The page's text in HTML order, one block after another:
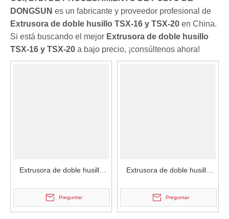
DONGSUN es un fabricante y proveedor profesional de
Extrusora de doble husillo TSX-16 y TSX-20 en China.
Si está buscando el mejor Extrusora de doble husillo
TSX-16 y TSX-20 a bajo precio, ¡consúltenos ahora!
Extrusora de doble husillo
Preguntar
Extrusora de doble husillo
Preguntar